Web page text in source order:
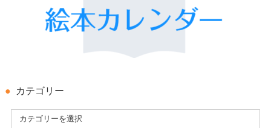
カテゴリー